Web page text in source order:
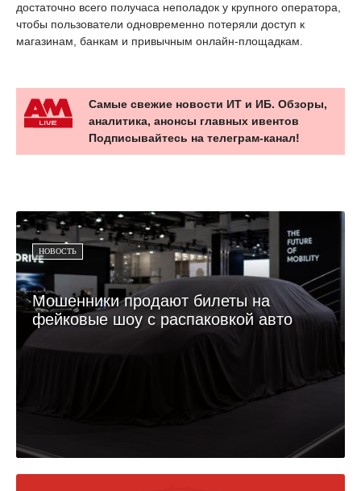
достаточно всего получаса неполадок у крупного оператора,
чтобы пользователи одновременно потеряли доступ к
магазинам, банкам и привычным онлайн-площадкам.
Самые свежие новости ИТ и ИБ. Обзоры,
аналитика, анонсы главных ивентов
Подписывайтесь на телеграм-канал!
НОВОСТЬ
Мошенники продают билеты на
фейковые шоу с распаковкой авто